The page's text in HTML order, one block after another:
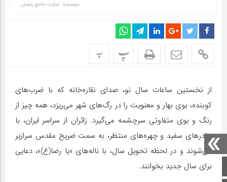
صفحه اصلی
نویسنده : سایت جامع رمضان
پ پ
از نخستین ساعات سال نو، صدای نقاره‌خانه که با ضرب‌های
کوبنده، بوی بهار و معنویت را در رگ‌های شهر می‌ریزد، همه چیز از
رنگ و بوی متفاوتی سرچشمه می‌گیرد. زائران از سراسر ایران، با
چادرهای سفید و چهره‌های منتظر، به سمت ضریح مقدس سرازیر
می‌شوند و در لحظه تحویل سال، با ناله‌های «یا رضا(ع)»، دعایی
برای سال جدید بخوانند.